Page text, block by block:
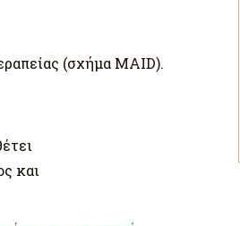
(σχήμα MAID).
και